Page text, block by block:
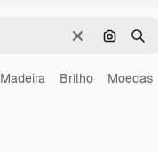
Limpar
Madeira Brilho Moedas